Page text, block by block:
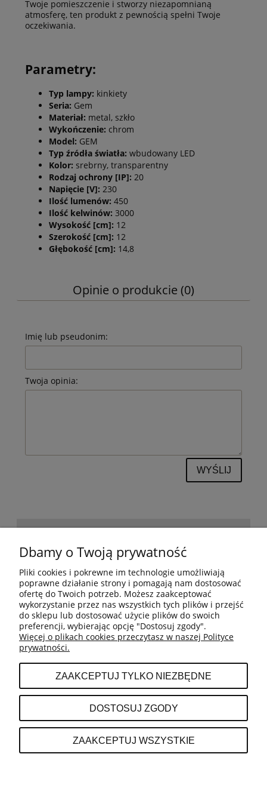
Twoje pomieszczenie i stworzy niezapomnianą
atmosferę, ten produkt z pewnością spełni Twoje
oczekiwania.
Parametry:
Typ lampy: kinkiety
Seria: Gem
Materiał: metal, szkło
Wykończenie: chrom
Model: GEM
Typ źródła światła: wbudowany LED
Kolor: srebrny, transparentny
Rodzaj ochrony [IP]: 20
Napięcie [V]: 230
Ilość lumenów: 450
Ilość kelwinów: 3000
Wysokość [cm]: 12
Szerokość [cm]: 12
Głębokość [cm]: 14,8
Opinie o produkcie (0)
Imię lub pseudonim:
Twoja opinia:
WYŚLIJ
BESTSELLERY
MOJE KONTO
INFORMACJE
O NAS
Dbamy o Twoją prywatność
Pliki cookies i pokrewne im technologie umożliwiają
poprawne działanie strony i pomagają nam dostosować
ofertę do Twoich potrzeb. Możesz zaakceptować
wykorzystanie przez nas wszystkich tych plików i przejść
do sklepu lub dostosować użycie plików do swoich
preferencji, wybierając opcję "Dostosuj zgody".
Więcej o plikach cookies przeczytasz w naszej Polityce
prywatności.
ZAAKCEPTUJ TYLKO NIEZBĘDNE
DOSTOSUJ ZGODY
ZAAKCEPTUJ WSZYSTKIE